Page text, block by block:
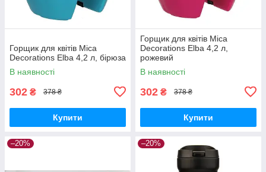
Горщик для квітів Mica
Decorations Elba 4,2 л, бірюза
В наявності
302 ₴ 378 ₴
Купити
Горщик для квітів Mica
Decorations Elba 4,2 л,
рожевий
В наявності
302 ₴ 378 ₴
Купити
–20% –20%